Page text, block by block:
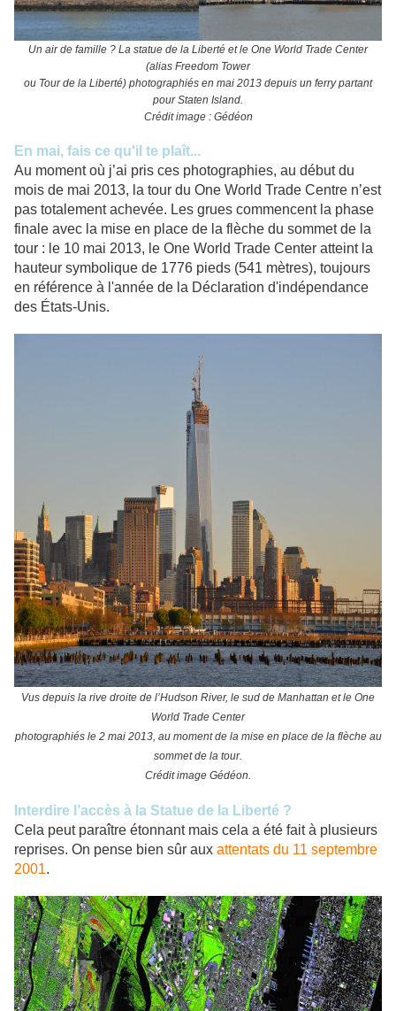
Un air de famille ? La statue de la Liberté et le One World Trade Center
(alias Freedom Tower
ou Tour de la Liberté) photographiés en mai 2013 depuis un ferry partant
pour Staten Island.
Crédit image : Gédéon
En mai, fais ce qu'il te plaît...
Au moment où j’ai pris ces photographies, au début du
mois de mai 2013, la tour du One World Trade Centre n’est
pas totalement achevée. Les grues commencent la phase
finale avec la mise en place de la flèche du sommet de la
tour : le 10 mai 2013, le One World Trade Center atteint la
hauteur symbolique de 1776 pieds (541 mètres), toujours
en référence à l'année de la Déclaration d'indépendance
des États-Unis.
Vus depuis la rive droite de l’Hudson River, le sud de Manhattan et le One
World Trade Center
photographiés le 2 mai 2013, au moment de la mise en place de la flèche au
sommet de la tour.
Crédit image Gédéon.
Interdire l’accès à la Statue de la Liberté ?
Cela peut paraître étonnant mais cela a été fait à plusieurs
reprises. On pense bien sûr aux attentats du 11 septembre
2001.